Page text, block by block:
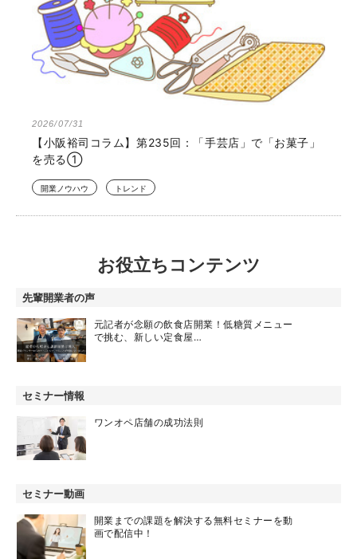
2026/07/31
【小阪裕司コラム】第235回：「手芸店」で「お菓子」
を売る①
開業ノウハウ トレンド
お役立ちコンテンツ
先輩開業者の声
元記者が念願の飲食店開業！低糖質メニュー
で挑む、新しい定食屋…
セミナー情報
ワンオペ店舗の成功法則
セミナー動画
開業までの課題を解決する無料セミナーを動
画で配信中！